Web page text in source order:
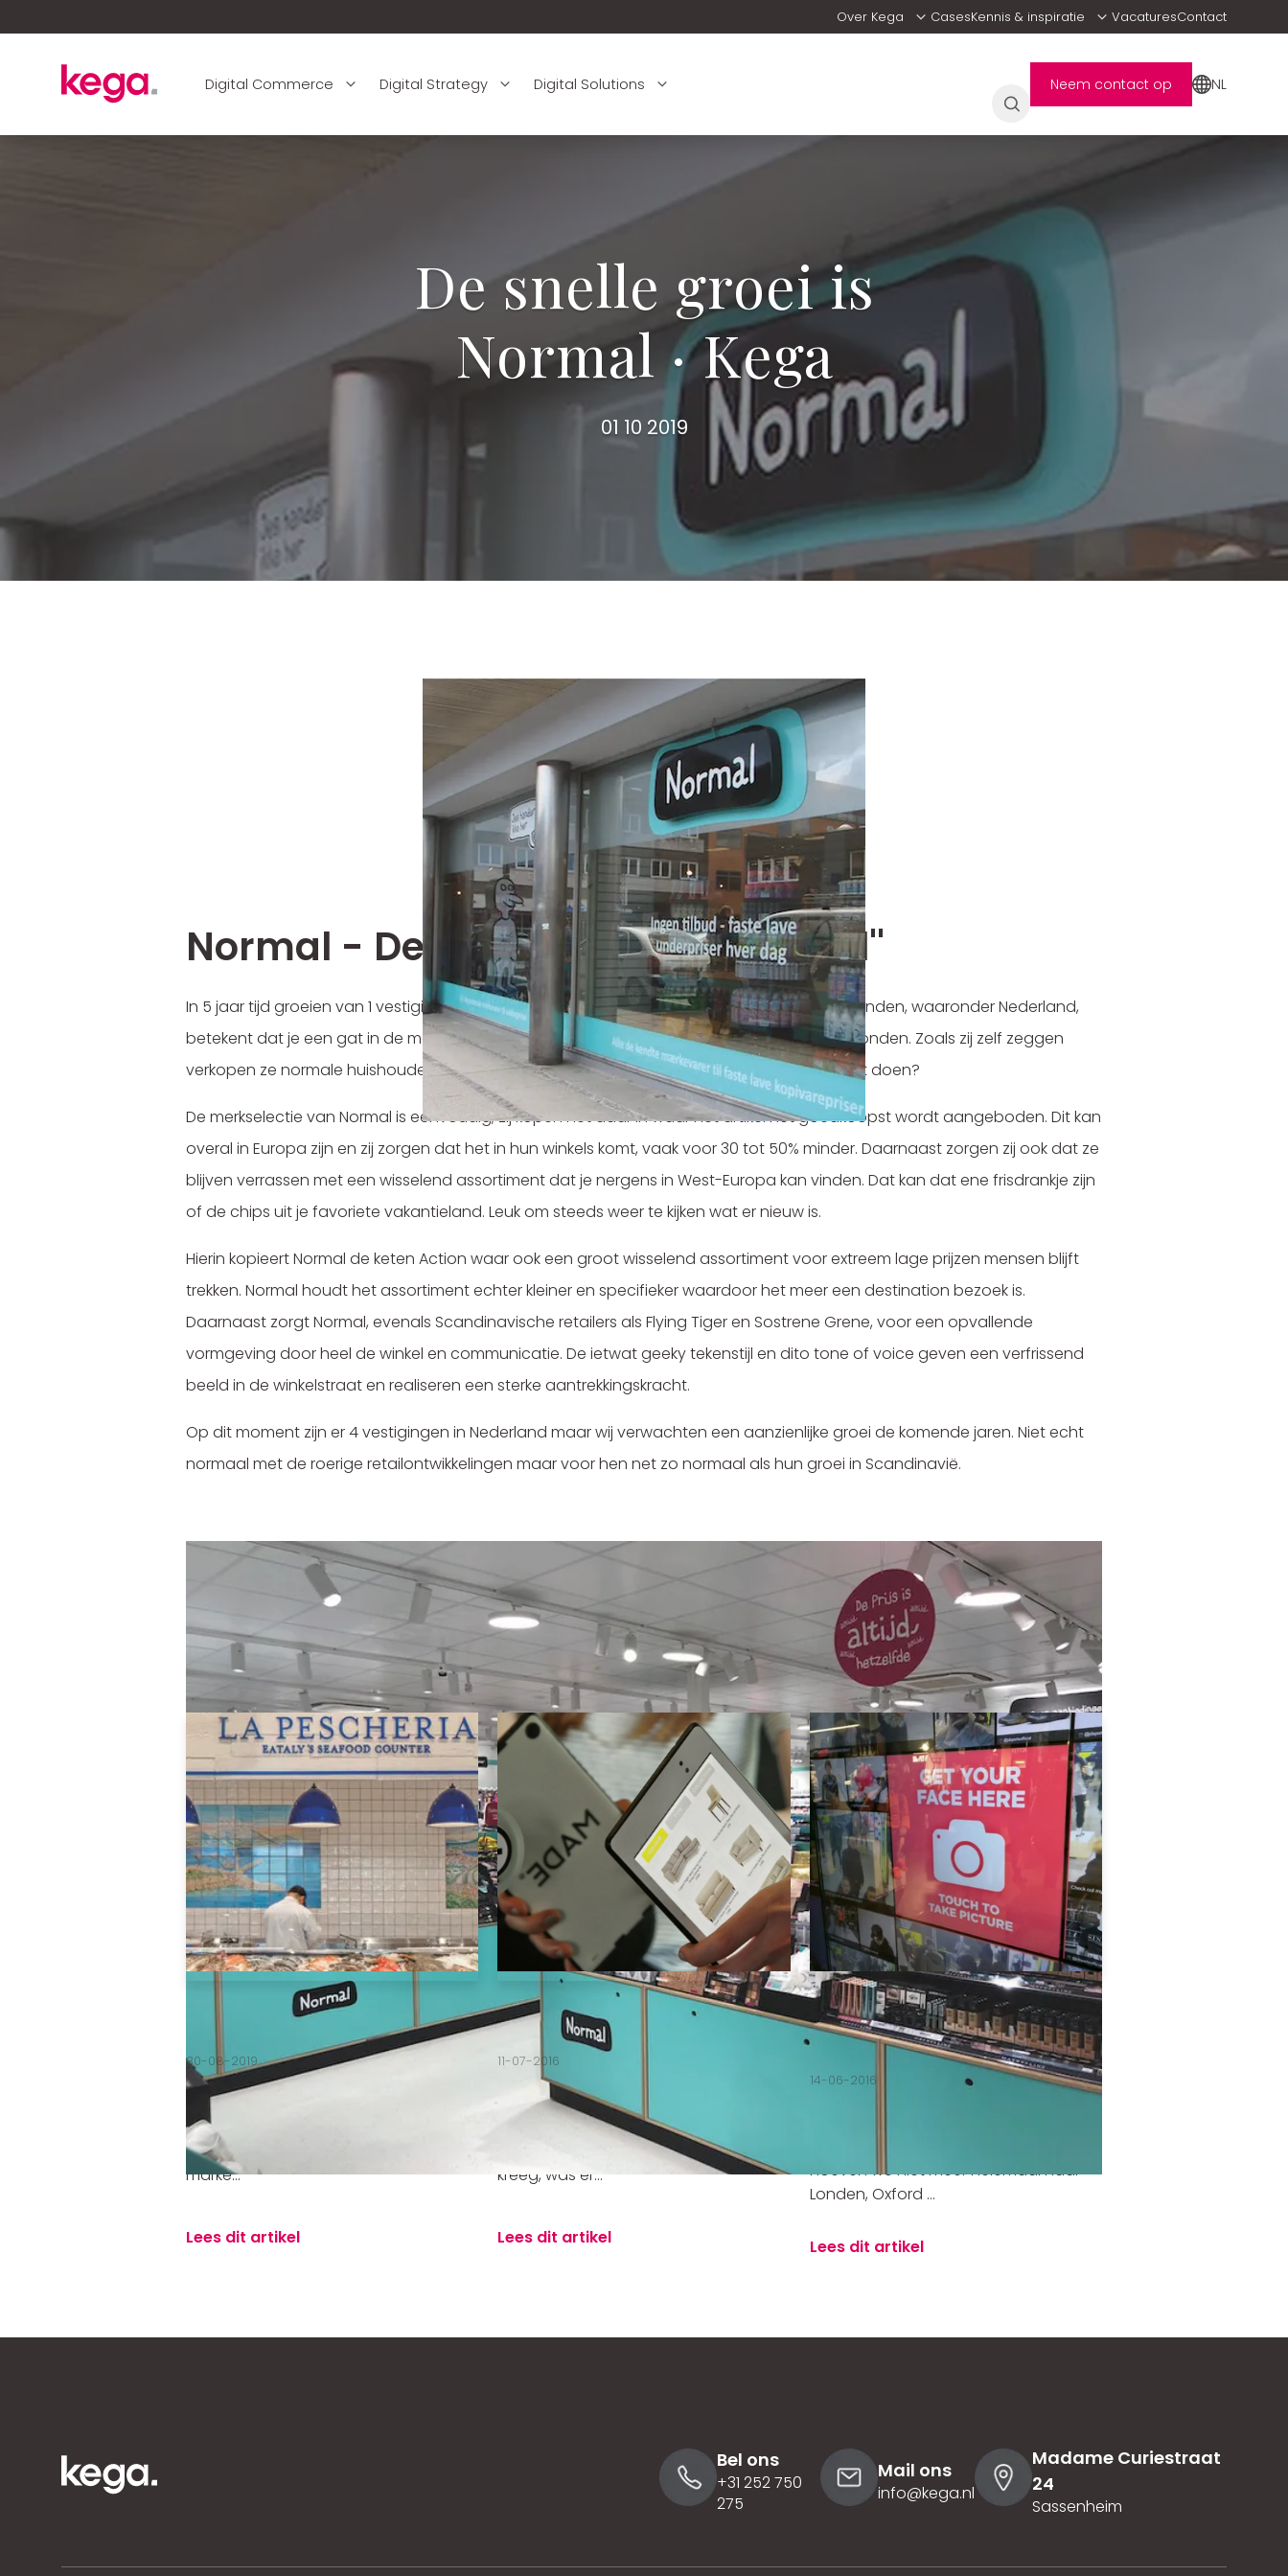
Over Kega CasesKennis & inspiratie VacaturesContact
Digital Commerce Digital Strategy Digital Solutions Neem contact op NL
De snelle groei is
Normal · Kega
01 10 2019
De snelle groei is
''Normal''
Normal - De snelle groei is ''Normal''
In 5 jaar tijd groeien van 1 vestiging in Denenmarken naar meer dan 150 vestigingen in vier landen, waaronder Nederland,
betekent dat je een gat in de markt hebt gevonden. Normal heeft dit dan ook duidelijk gevonden. Zoals zij zelf zeggen
verkopen ze normale huishoudelijke merkproducten voor abnormaal lage prijzen. Hoe ze dit doen?
De merkselectie van Normal is eenvoudig, zij kopen het daar in waar het artikel het goedkoopst wordt aangeboden. Dit kan
overal in Europa zijn en zij zorgen dat het in hun winkels komt, vaak voor 30 tot 50% minder. Daarnaast zorgen zij ook dat ze
blijven verrassen met een wisselend assortiment dat je nergens in West-Europa kan vinden. Dat kan dat ene frisdrankje zijn
of de chips uit je favoriete vakantieland. Leuk om steeds weer te kijken wat er nieuw is.
Hierin kopieert Normal de keten Action waar ook een groot wisselend assortiment voor extreem lage prijzen mensen blijft
trekken. Normal houdt het assortiment echter kleiner en specifieker waardoor het meer een destination bezoek is.
Daarnaast zorgt Normal, evenals Scandinavische retailers als Flying Tiger en Sostrene Grene, voor een opvallende
vormgeving door heel de winkel en communicatie. De ietwat geeky tekenstijl en dito tone of voice geven een verfrissend
beeld in de winkelstraat en realiseren een sterke aantrekkingskracht.
Op dit moment zijn er 4 vestigingen in Nederland maar wij verwachten een aanzienlijke groei de komende jaren. Niet echt
normaal met de roerige retailontwikkelingen maar voor hen net zo normaal als hun groei in Scandinavië.
Meer gerelateerde items Meer nieuws
retail, storytelling · Kega
30-08-2019
Storytelling brengt retail verder Retail
reality De kracht van storytelling niet
alleen gezien door de ogen van de
marke...
Lees dit artikel
Retail bite Made.com · Kega
11-07-2016
MADE.COM Terwijl vrijwel iedere
retailbranche de afgelopen jaren met
minimaal een grote disruptor te maken
kreeg, was er...
Lees dit artikel
Kega retail bite JD Sports ·
Kega
14-06-2016
hoeven we niet meer helemaal naar
Londen, Oxford ...
Lees dit artikel
Bel ons
+31 252 750
275
Mail ons
info@kega.nl
Madame Curiestraat
24
Sassenheim